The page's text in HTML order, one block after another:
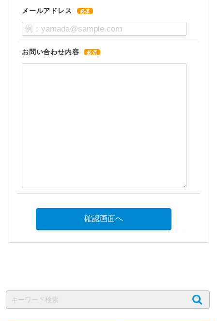
メールアドレス 必須
お問い合わせ内容 必須